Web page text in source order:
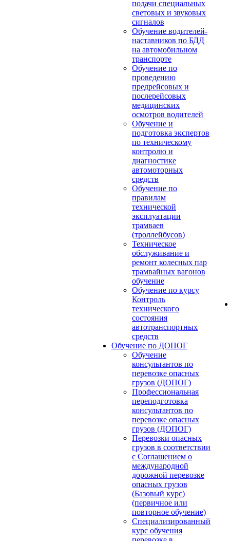
подачи специальных
световых и звуковых
сигналов
Обучение водителей-
наставников по БДД
на автомобильном
транспорте
Обучение по
проведению
предрейсовых и
послерейсовых
медицинских
осмотров водителей
Обучение и
подготовка экспертов
по техническому
контролю и
диагностике
автомоторных
средств
Обучение по
правилам
технической
эксплуатации
трамваев
(троллейбусов)
Техническое
обслуживание и
ремонт колесных пар
трамвайных вагонов
обучение
Обучение по курсу
Контроль
технического
состояния
автотранспортных
средств
Обучение по ДОПОГ
Обучение
консультантов по
перевозке опасных
грузов (ДОПОГ)
Профессиональная
переподготовка
консультантов по
перевозке опасных
грузов (ДОПОГ)
Перевозки опасных
грузов в соответствии
с Соглашением о
международной
дорожной перевозке
опасных грузов
(Базовый курс)
(первичное или
повторное обучение)
Специализированный
курс обучения